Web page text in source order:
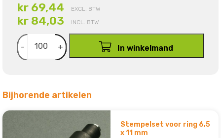
kr 69,44 EXCL. BTW
kr 84,03 INCL. BTW
- + In winkelmand
Bijhorende artikelen
Stempelset voor ring 6,5
x 11 mm